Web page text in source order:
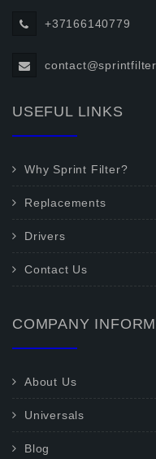
+37166140779
USEFUL LINKS
Why Sprint Filter?
Replacements
Drivers
Contact Us
COMPANY
About Us
Universals
Blog